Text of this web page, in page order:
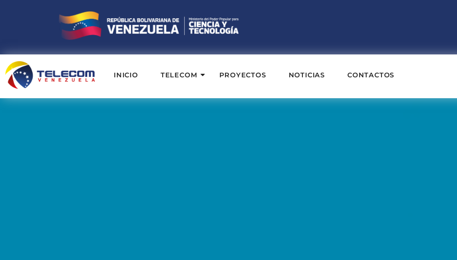
INICIO TELECOM PROYECTOS NOTICIAS CONTACTOS